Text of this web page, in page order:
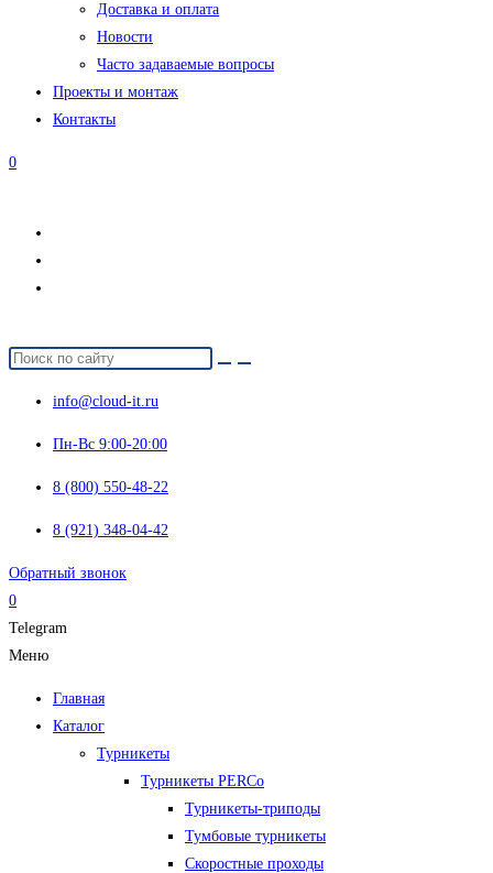
Доставка и оплата
Новости
Часто задаваемые вопросы
Проекты и монтаж
Контакты
0
info@cloud-it.ru
Пн-Вс 9:00-20:00
8 (800) 550-48-22
8 (921) 348-04-42
Обратный звонок
0
Telegram
Меню
Главная
Каталог
Турникеты
Турникеты PERCo
Турникеты-триподы
Тумбовые турникеты
Скоростные проходы